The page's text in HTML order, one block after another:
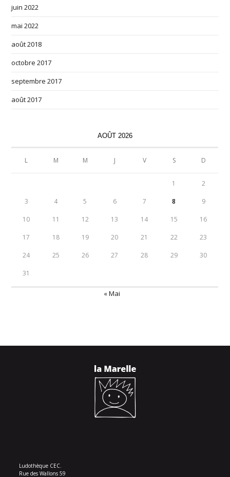
juin 2022
mai 2022
août 2018
octobre 2017
septembre 2017
août 2017
AOÛT 2026
L M M J V S D
1 2
3 4 5 6 7 8 9
10 11 12 13 14 15 16
17 18 19 20 21 22 23
24 25 26 27 28 29 30
31
« Mai
Ludothèque CEC.
Rue des Wallons 59